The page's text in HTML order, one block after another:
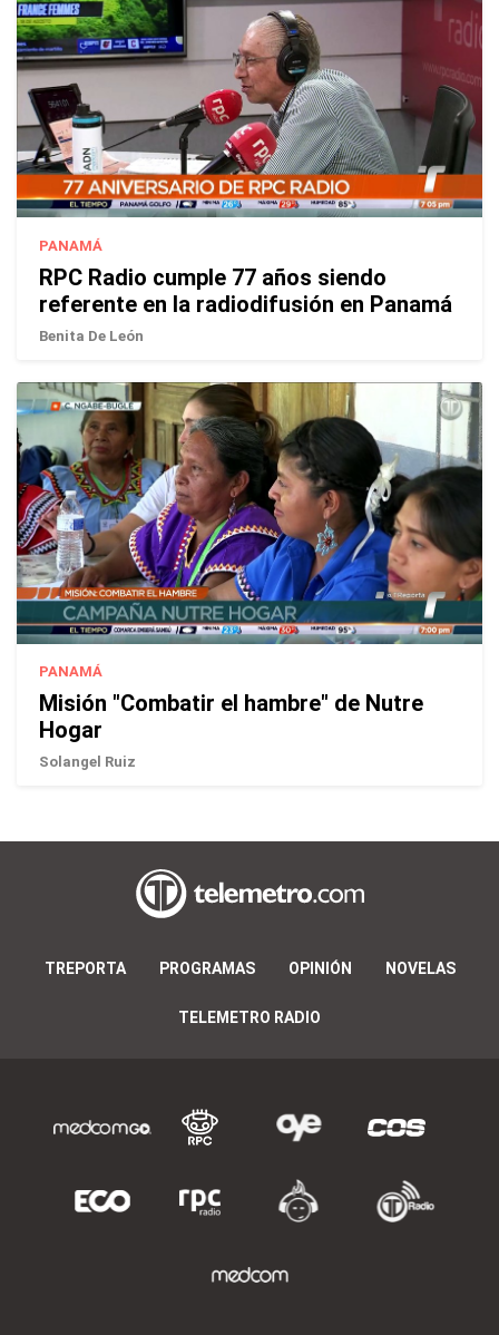
PANAMÁ
RPC Radio cumple 77 años siendo
referente en la radiodifusión en Panamá
Benita De León
PANAMÁ
Misión "Combatir el hambre" de Nutre
Hogar
Solangel Ruiz
TREPORTA PROGRAMAS OPINIÓN NOVELAS
TELEMETRO RADIO